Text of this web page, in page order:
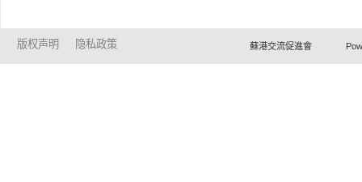
版权声明 隐私政策 蘇港交流促進會